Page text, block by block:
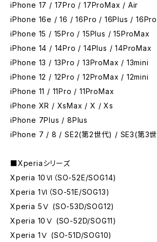
iPhone 17 / 17Pro / 17ProMax / Air
iPhone 16e / 16 / 16Pro / 16Plus /
iPhone 15 / 15Pro / 15Plus / 15ProMax
iPhone 14 / 14Pro / 14Plus / 14ProMax
iPhone 13 / 13Pro / 13ProMax / 13mini
iPhone 12 / 12Pro / 12ProMax / 12mini
iPhone 11 / 11Pro / 11ProMax
iPhone XR / XsMax / X / Xs
iPhone 7Plus / 8Plus
iPhone 7 / 8 / SE2(第2世代) / SE3(第3
■Xperiaシリーズ
Xperia 10Ⅵ（SO-52E/SOG14)
Xperia 1Ⅵ（SO-51E/SOG13)
Xperia 5Ⅴ (SO-53D/SOG12)
Xperia 10Ⅴ (SO-52D/SOG11)
Xperia 1Ⅴ (SO-51D/SOG10)